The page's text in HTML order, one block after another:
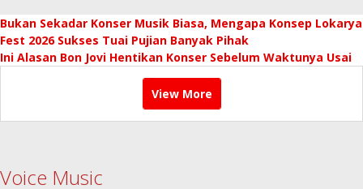
Bukan Sekadar Konser Musik Biasa, Mengapa Konsep Lokarya
Fest 2026 Sukses Tuai Pujian Banyak Pihak
Ini Alasan Bon Jovi Hentikan Konser Sebelum Waktunya Usai
View More
Voice Music